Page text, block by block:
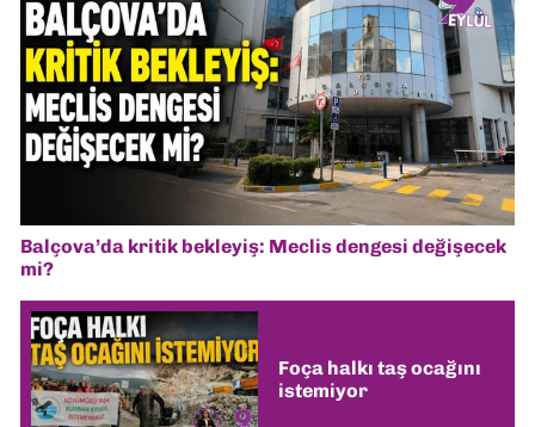
Balçova’da kritik bekleyiş: Meclis dengesi değişecek
mi?
Foça halkı taş ocağını
istemiyor